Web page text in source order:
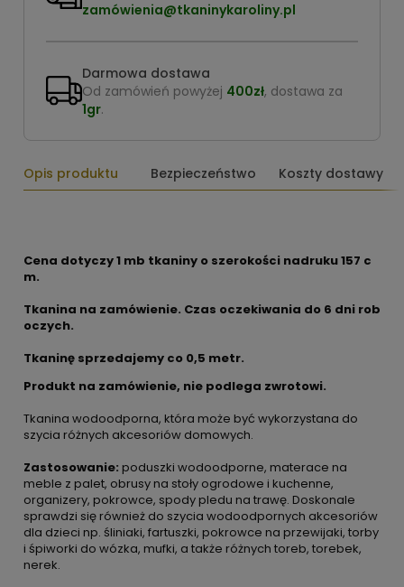
zamówienia@tkaninykaroliny.pl
Darmowa dostawa
Od zamówień powyżej 400zł, dostawa za
1gr.
Opis produktu Bezpieczeństwo Koszty dostawy
Cena dotyczy 1 mb tkaniny o szerokości nadruku 157 c
m.
Tkanina na zamówienie. Czas oczekiwania do 6 dni rob
oczych.
Tkaninę sprzedajemy co 0,5 metr.
Produkt na zamówienie, nie podlega zwrotowi.
Tkanina wodoodporna, która może być wykorzystana do
szycia różnych akcesoriów domowych.
Zastosowanie: poduszki wodoodporne, materace na
meble z palet, obrusy na stoły ogrodowe i kuchenne,
organizery, pokrowce, spody pledu na trawę. Doskonale
sprawdzi się również do szycia wodoodpornych akcesoriów
dla dzieci np. śliniaki, fartuszki, pokrowce na przewijaki, torby
i śpiworki do wózka, mufki, a także różnych toreb, torebek,
nerek.